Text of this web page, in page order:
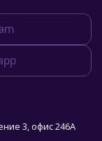
3, офис 246А